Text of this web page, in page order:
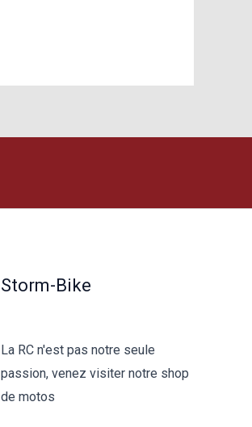
Storm-Bike
La RC n'est pas notre seule
passion, venez visiter notre shop
de motos